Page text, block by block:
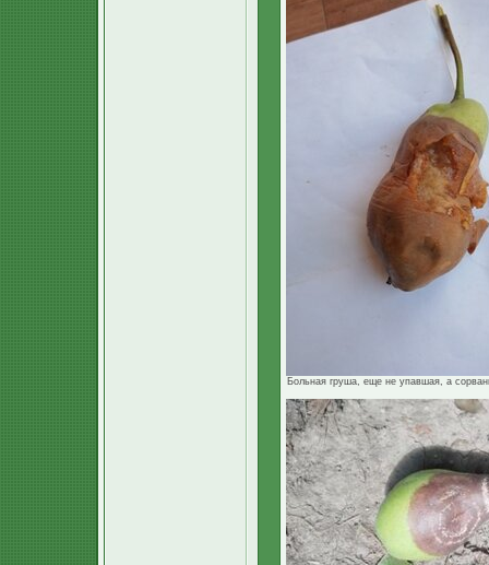
Больная груша, еще не упавшая, а